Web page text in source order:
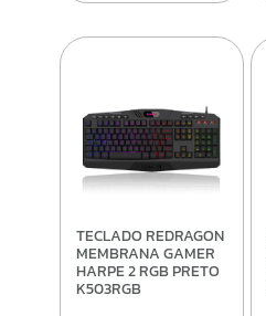
TECLADO REDRAGON
MEMBRANA GAMER
HARPE 2 RGB PRETO
K503RGB